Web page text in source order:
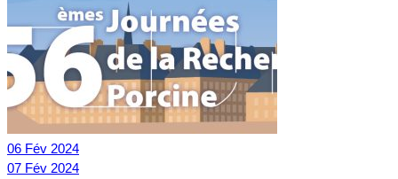
06 Fév 2024
07 Fév 2024